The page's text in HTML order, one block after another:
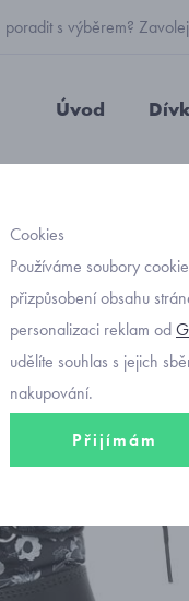
poradit s výběrem?
Úvod
Cookies
Používáme soubory
přizpůsobení obsahu
personalizaci reklam od
udělíte souhlas s jejich
nakupování.
Přijímám